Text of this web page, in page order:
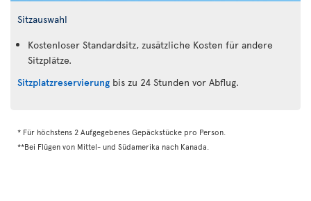
Sitzauswahl
Kostenloser Standardsitz, zusätzliche Kosten für andere
Sitzplätze.
Sitzplatzreservierung bis zu 24 Stunden vor Abflug.
* Für höchstens 2 Aufgegebenes Gepäckstücke pro Person.
**Bei Flügen von Mittel- und Südamerika nach Kanada.